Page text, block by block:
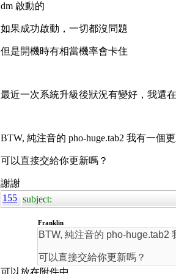
dm 啟動的
如果成功啟動，一切都沒問題
但是開機時有相當機率會卡住
最近一次系統升級後狀況有變好，我還
BTW, 純注音的 pho-huge.tab2 我有一
可以直接交給你更新嗎？
謝謝
155 subject:
Franklin
BTW, 純注音的 pho-huge.tab2
可以直接交給你更新嗎？
可以放在附件中